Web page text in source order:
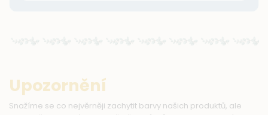
Upozornění
Snažíme se co nejvěrněji zachytit barvy našich produktů, ale